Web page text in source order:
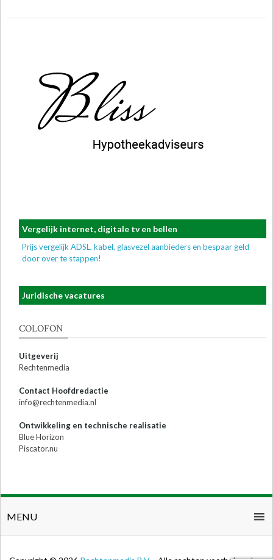
Vergelijk internet, digitale tv en bellen
Prijs vergelijk ADSL, kabel, glasvezel aanbieders en bespaar geld
door over te stappen!
Juridische vacatures
COLOFON
Uitgeverij
Rechtenmedia
Contact Hoofdredactie
info@rechtenmedia.nl
Ontwikkeling en technische realisatie
Blue Horizon
Piscator.nu
MENU